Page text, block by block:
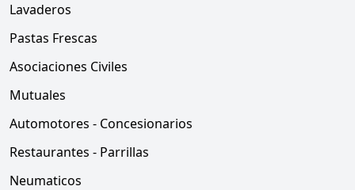
Lavaderos
Pastas Frescas
Asociaciones Civiles
Mutuales
Automotores - Concesionarios
Restaurantes - Parrillas
Neumaticos